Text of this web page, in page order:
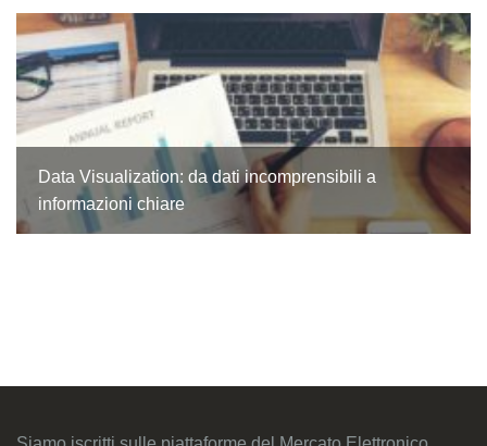
Data Visualization: da dati incomprensibili a
informazioni chiare